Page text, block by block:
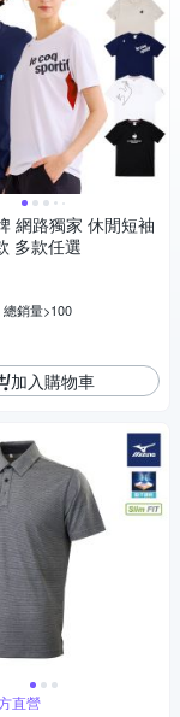
網路獨家 休閒短袖
多款任選
總銷量>100
加入購物車
直營